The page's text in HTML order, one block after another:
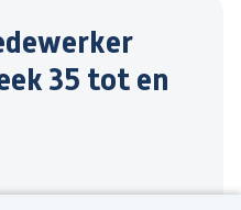
35 tot en